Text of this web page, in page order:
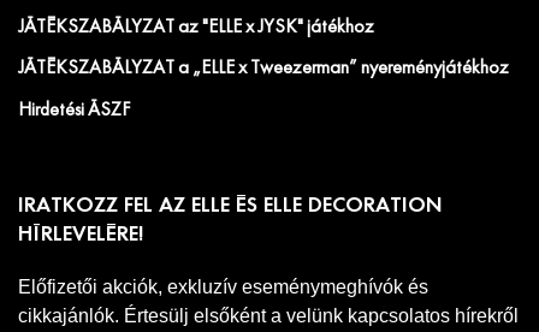
JÁTÉKSZABÁLYZAT az "ELLE x JYSK" játékhoz
JÁTÉKSZABÁLYZAT a „ELLE x Tweezerman” nyereményjátékhoz
Hirdetési ÁSZF
IRATKOZZ FEL AZ ELLE ÉS ELLE DECORATION
HÍRLEVELÉRE!
Előfizetői akciók, exkluzív eseménymeghívók és
cikkajánlók. Értesülj elsőként a velünk kapcsolatos hírekről